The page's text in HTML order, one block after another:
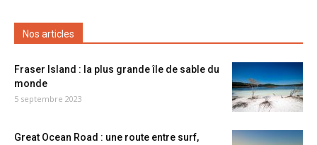
Nos articles
Fraser Island : la plus grande île de sable du
monde
5 septembre 2023
Great Ocean Road : une route entre surf,